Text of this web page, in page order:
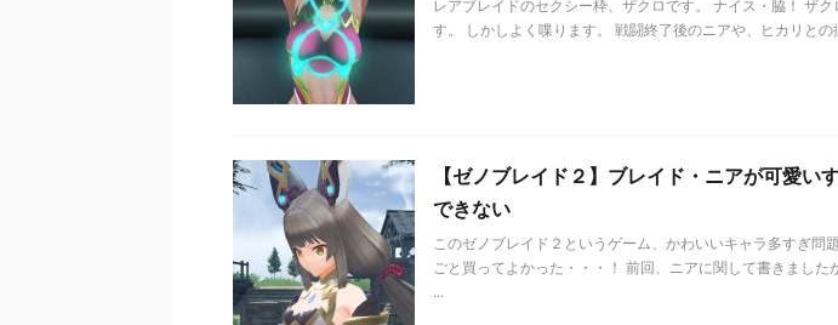
レアブレイドのセクシー枠、ザクロです。 ナイス・脇！ ザ
す。 しかしよく喋ります。 戦闘終了後のニアや、ヒカリとの
【ゼノブレイド２】ブレイド・ニアが可愛い
できない
このゼノブレイド２というゲーム、かわいいキャラ多すぎ問
ごと買ってよかった・・・！ 前回、ニアに関して書きました
...